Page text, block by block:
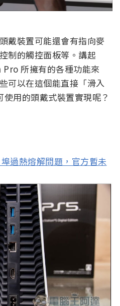
戴裝置可能還會有指向麥
制的觸控面板等。講起
所擁有的各種功能來
可以在這個能直接「滑入
用的頭戴式裝置實現呢？
過熱熔解問題，官方暫未